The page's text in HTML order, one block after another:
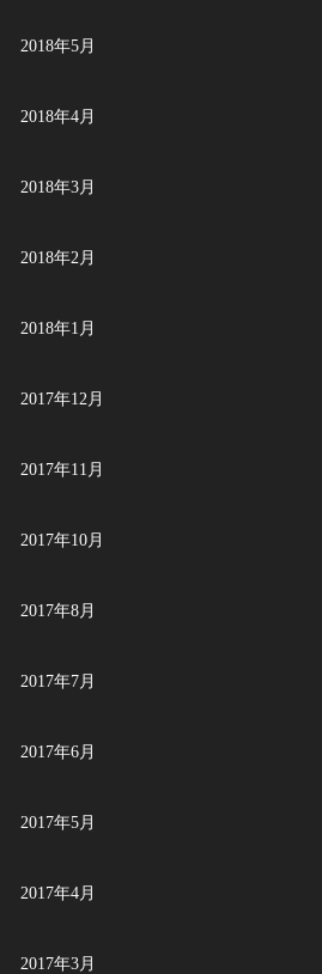
2018年5月
2018年4月
2018年3月
2018年2月
2018年1月
2017年12月
2017年11月
2017年10月
2017年8月
2017年7月
2017年6月
2017年5月
2017年4月
2017年3月